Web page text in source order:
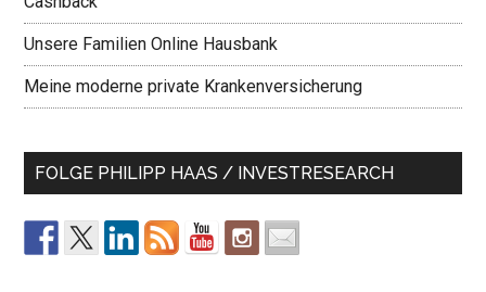
Unsere Familien Online Hausbank
Meine moderne private Krankenversicherung
FOLGE PHILIPP HAAS / INVESTRESEARCH